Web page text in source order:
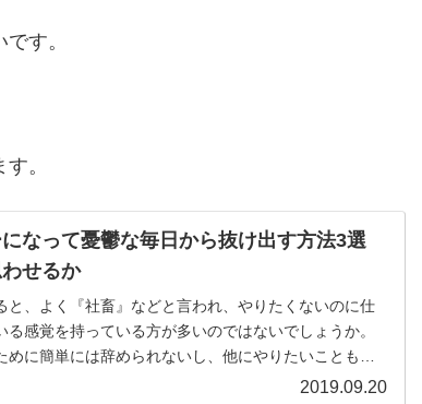
す。
。
なって憂鬱な毎日から抜け出す方法3選
わせるか
と、よく『社畜』などと言われ、やりたくないのに仕
感覚を持っている方が多いのではないでしょうか。
に簡単には辞められないし、他にやりたいこともな
2019.09.20